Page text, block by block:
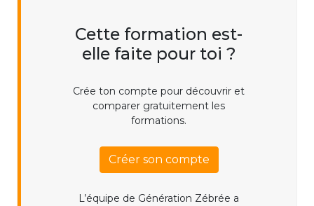
Cette formation est-
elle faite pour toi ?
Crée ton compte pour découvrir et
comparer gratuitement les
formations.
Créer son compte
L’équipe de Génération Zébrée a